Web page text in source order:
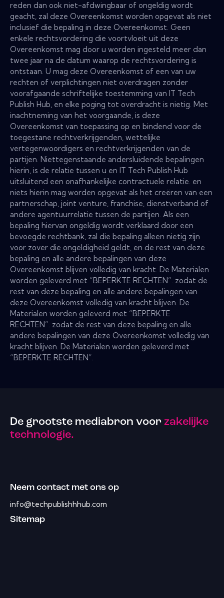
reden dan ook niet-afdwingbaar of ongeldig wordt
geacht, zal deze Overeenkomst worden opgevat als niet
inclusief die bepaling in deze Overeenkomst. Geen
enkele rechtsvordering die voortvloeit uit deze
Overeenkomst mag door u worden ingesteld meer dan
twee jaar na de datum waarop de rechtsvordering is
ontstaan. U mag deze Overeenkomst of een van uw
rechten of verplichtingen niet overdragen zonder
voorafgaande schriftelijke toestemming van IT Tech
Publish Hub, en elke poging tot overdracht is nietig. Met
inachtneming van het voorgaande, is deze
Overeenkomst van toepassing op en bindend voor de
toegestane rechtverkrijgenden, wettelijke
vertegenwoordigers en rechtverkrijgenden van de
partijen. Niettegenstaande andersluidende bepalingen
hierin, is de relatie tussen u en IT Tech Publish Hub
uitsluitend een onafhankelijke contractuele relatie. en
niets hierin mag worden opgevat als het creëren van een
partnerschap, joint venture, franchise, dienstverband of
andere agentuurrelatie tussen de partijen. Als een
bepaling hiervan ongeldig wordt verklaard door een
bevoegde rechtbank, zal die bepaling alleen nietig zijn
voor zover die ongeldigheid geldt, en de rest van deze
bepaling en alle andere bepalingen van deze
Overeenkomst blijven volledig van kracht. De Materialen
worden geleverd met “BEPERKTE RECHTEN”. zodat de
rest van deze bepaling en alle andere bepalingen van
deze Overeenkomst volledig van kracht blijven. De
Materialen worden geleverd met “BEPERKTE
RECHTEN”. zodat de rest van deze bepaling en alle
andere bepalingen van deze Overeenkomst volledig van
kracht blijven. De Materialen worden geleverd met
“BEPERKTE RECHTEN”.
De grootste mediabron voor zakelijke
technologie.
Neem contact met ons op
info@techpublishhhub.com
Sitemap